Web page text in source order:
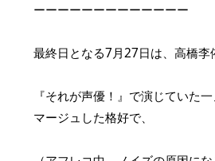
ーーーーーーーーーーーーー
最終日となる7月27日は、高橋李
『それが声優！』で演じていた
マージュした格好で、